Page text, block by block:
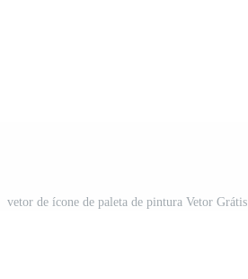
vetor de ícone de paleta de pintura Vetor Grátis